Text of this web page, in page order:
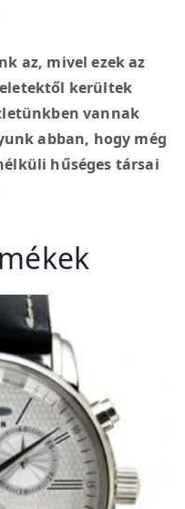
az, mivel ezek az
kerültek
vannak
abban, hogy még
hűséges társai